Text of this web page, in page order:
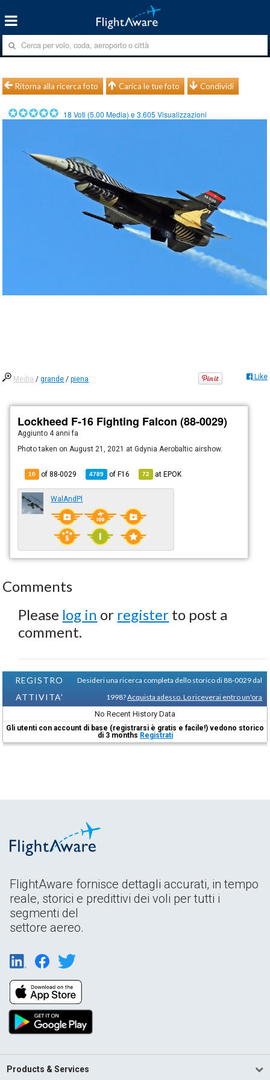
Ritorna alla ricerca foto Carica le tue foto Condividi
18 Voti (5.00 Media) e3.605 Visualizzazioni
Media /grande /piena Like
Lockheed F-16 Fighting Falcon (88-0029)
Aggiunto 4 anni fa
Photo taken on August 21, 2021 at Gdynia Aerobaltic airshow.
10 of 88-0029 4789 ofF16 72 atEPOK
WalAndPl
Comments
Please log in or register to post a
comment.
REGISTRO
ATTIVITA'
Desideri una ricerca completa dello storico di 88-0029 dal
1998?Acquista adesso. Lo riceverai entro un'ora
No Recent History Data
Gli utenti con account di base (registrarsi è gratis e facile!) vedono storico
di 3 months Registrati
FlightAware fornisce dettagli accurati, in tempo
reale, storici e predittivi dei voli per tutti i
segmenti del
settore aereo.
Products & Services